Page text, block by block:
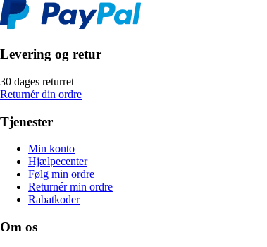
Levering og retur
30 dages returret
Returnér din ordre
Tjenester
Min konto
Hjælpecenter
Følg min ordre
Returnér min ordre
Rabatkoder
Om os